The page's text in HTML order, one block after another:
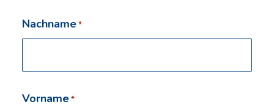
Nachname*
Vorname*